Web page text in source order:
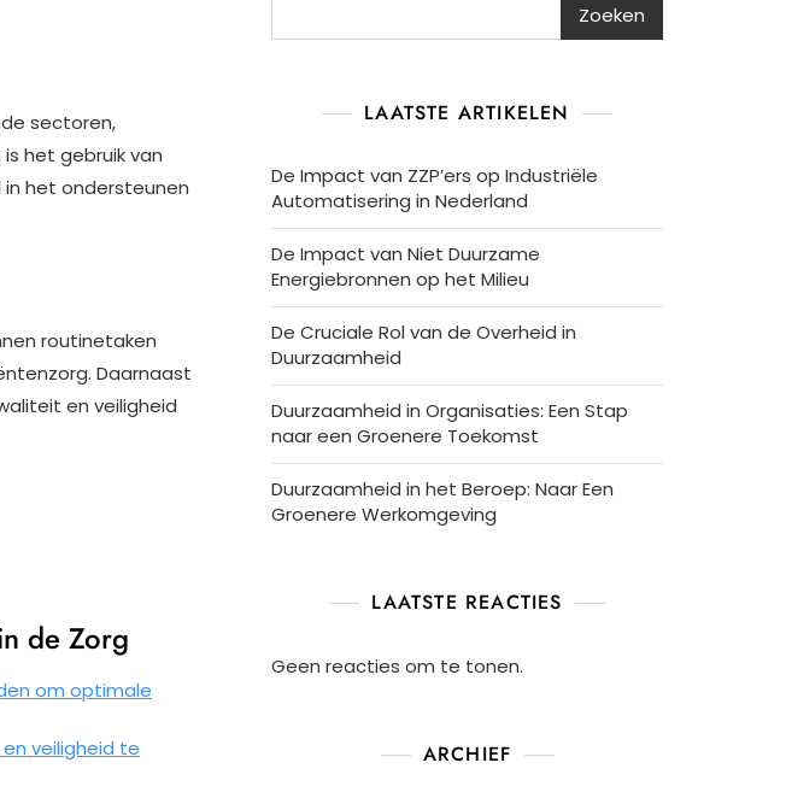
sectoren,
het gebruik van
het ondersteunen
routinetaken
Daarnaast
en veiligheid
de Zorg
om optimale
veiligheid te
Zoeken
LAATSTE ARTIKELEN
De Impact van ZZP’ers op Industriële
Automatisering in Nederland
De Impact van Niet Duurzame
Energiebronnen op het Milieu
De Cruciale Rol van de Overheid in
Duurzaamheid
Duurzaamheid in Organisaties: Een Stap
naar een Groenere Toekomst
Duurzaamheid in het Beroep: Naar Een
Groenere Werkomgeving
LAATSTE REACTIES
Geen reacties om te tonen.
ARCHIEF